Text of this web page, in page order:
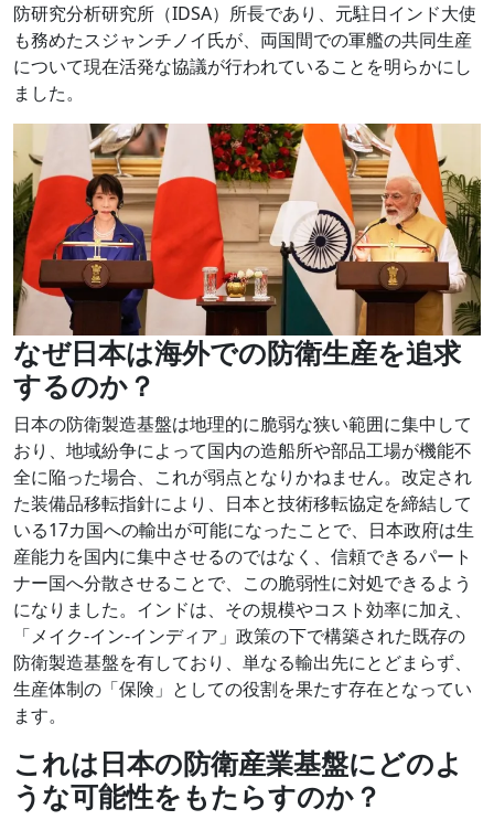
防研究分析研究所（IDSA）所長であり、元駐日インド大使
も務めたスジャンチノイ氏が、両国間での軍艦の共同生産
について現在活発な協議が行われていることを明らかにし
ました。
なぜ日本は海外での防衛生産を追求
するのか？
日本の防衛製造基盤は地理的に脆弱な狭い範囲に集中して
おり、地域紛争によって国内の造船所や部品工場が機能不
全に陥った場合、これが弱点となりかねません。改定され
た装備品移転指針により、日本と技術移転協定を締結して
いる17カ国への輸出が可能になったことで、日本政府は生
産能力を国内に集中させるのではなく、信頼できるパート
ナー国へ分散させることで、この脆弱性に対処できるよう
になりました。インドは、その規模やコスト効率に加え、
「メイク‐イン‐インディア」政策の下で構築された既存の
防衛製造基盤を有しており、単なる輸出先にとどまらず、
生産体制の「保険」としての役割を果たす存在となってい
ます。
これは日本の防衛産業基盤にどのよ
うな可能性をもたらすのか？